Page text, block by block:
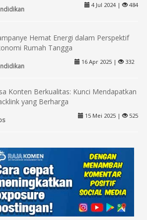
4 Jul 2024 | 484
Hemat Energi dalam Perspektif
Rumah Tangga
16 Apr 2025 | 332
Konten Berkualitas: Kunci Mendapatkan
yang Berharga
15 Mei 2025 | 525